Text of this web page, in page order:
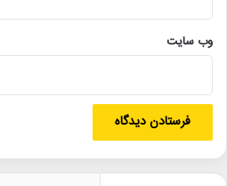
• تالار حافظ میزبان «کافه نادری» می‌شود
• نمایش ۲ فیلم در «پاتوق مستند»
پیامبر_اکرم
کانون_پرورش_فکری
وب‌ سایت